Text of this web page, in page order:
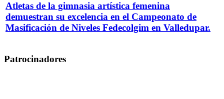
Atletas de la gimnasia artística femenina
demuestran su excelencia en el Campeonato de
Masificación de Niveles Fedecolgim en Valledupar.
Patrocinadores